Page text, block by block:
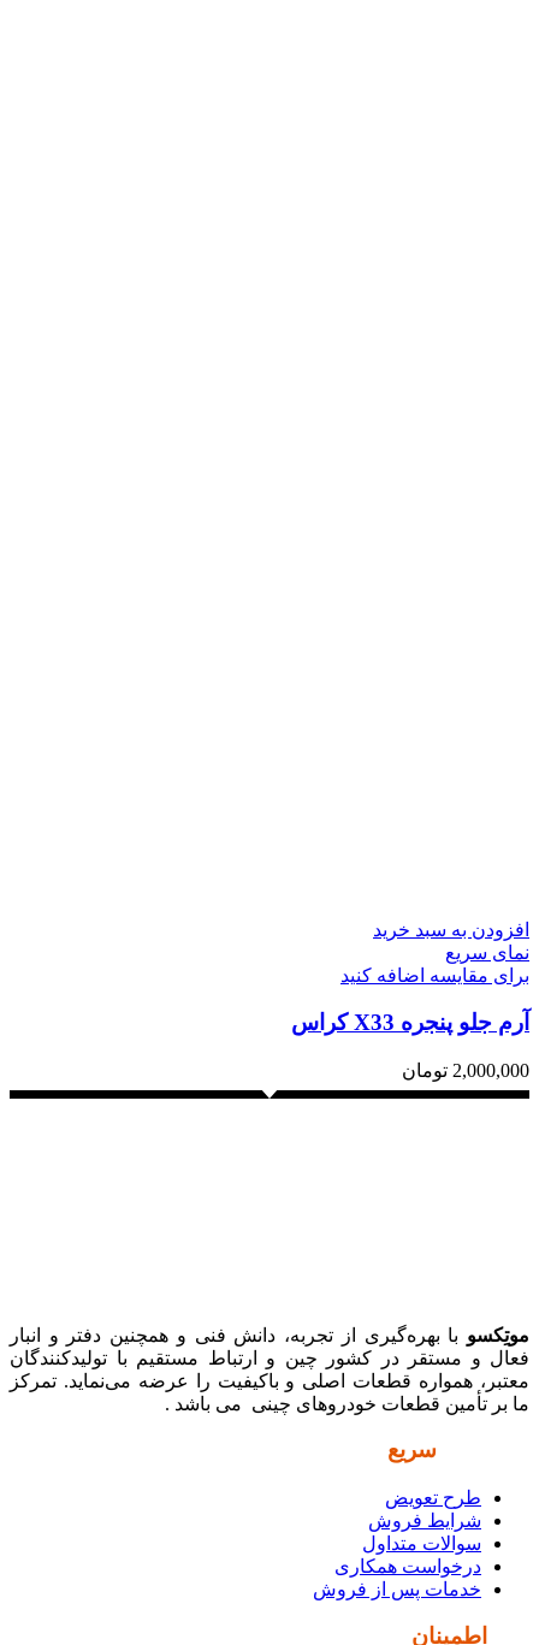
افزودن به سبد خرید
نمای سریع
برای مقایسه اضافه کنید
آرم جلو پنجره X33 کراس
2,000,000 تومان
موتِکسو با بهره‌گیری از تجربه، دانش فنی و همچنین دفتر و انبار
فعال و مستقر در کشور چین و ارتباط مستقیم با تولیدکنندگان
معتبر، همواره قطعات اصلی و باکیفیت را عرضه می‌نماید. تمرکز
ما بر تأمین قطعات خودروهای چینی می باشد .
سریع
طرح تعویض
شرایط فروش
سوالات متداول
درخواست همکاری
خدمات پس از فروش
اطمینان